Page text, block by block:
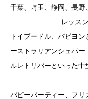
千葉、埼玉、静岡、長野
レッス
トイプードル、パピヨ
ーストラリアンシェパ
ルレトリバーといった
パピーパーティー、フ